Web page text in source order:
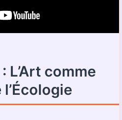
L’Art comme